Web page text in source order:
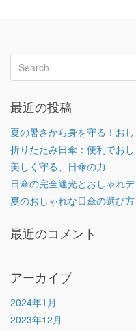
最近の投稿
夏の暑さから身を守る！お
折りたたみ日傘：便利でお
美しく守る、日傘の力
日傘の完全遮光とおしゃれ
夏のおしゃれな日傘の選び
最近のコメント
アーカイブ
2024年1月
2023年12月